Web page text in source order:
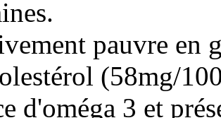
pauvre en
(58mg/
d'oméga 3 et